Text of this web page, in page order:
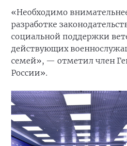
«Необходимо
разработке
социальной поддержки
действующих
семей», — отметил член
России».